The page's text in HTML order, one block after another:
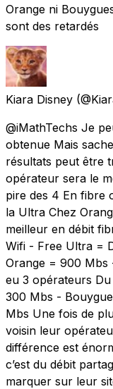
Orange ni
sont des retardés
Kiara Disney
@iMathTechs Je
obtenue Mais
résultats peut être
opérateur sera le
pire des 4 En fibre
la Ultra Chez
meilleur en débit
Wifi - Free Ultra =
Orange = 900 Mbs
eu 3 opérateurs
300 Mbs -
Mbs Une fois de
voisin leur
différence est
c’est du débit
marquer sur leur